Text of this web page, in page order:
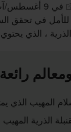
للأمل في تحقق
الذرية ، الذي
رائعة
المهيب الذي
الذرية